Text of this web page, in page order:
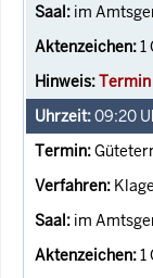
im
1
Termin
09:20
im
1